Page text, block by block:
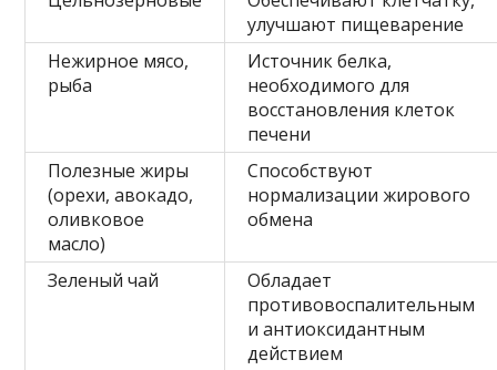
улучшают пищеварение
Нежирное мясо,
рыба
Источник белка,
необходимого для
восстановления клеток
печени
Полезные жиры
(орехи, авокадо,
оливковое
масло)
Способствуют
нормализации жирового
обмена
Зеленый чай
Обладает
противовоспалительным
и антиоксидантным
действием